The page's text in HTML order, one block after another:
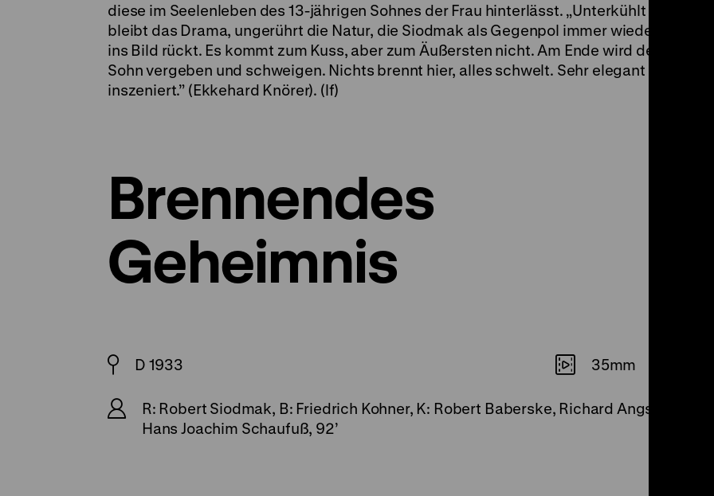
diese im Seelenleben des 13-jährigen Sohnes der Frau hinterlässt. „Unterkühlt
bleibt das Drama, ungerührt die Natur, die Siodmak als Gegenpol immer wieder
ins Bild rückt. Es kommt zum Kuss, aber zum Äußersten nicht. Am Ende wird der
Sohn vergeben und schweigen. Nichts brennt hier, alles schwelt. Sehr elegant
inszeniert.” (Ekkehard Knörer). (lf)
Brennendes
Geheimnis
D 1933 35mm
R: Robert Siodmak, B: Friedrich Kohner, K: Robert Baberske, Richard Angst, D:
Hans Joachim Schaufuß, 92’